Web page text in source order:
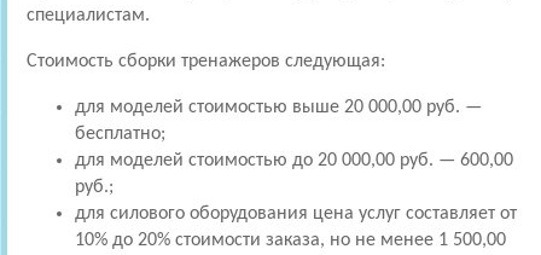
специалистам.
Стоимость сборки тренажеров следующая:
для моделей стоимостью выше 20 000,00 руб. —
бесплатно;
для моделей стоимостью до 20 000,00 руб. — 600,00
руб.;
для силового оборудования цена услуг составляет от
10% до 20% стоимости заказа, но не менее 1 500,00